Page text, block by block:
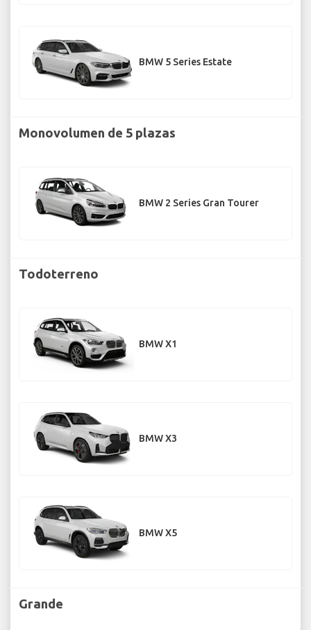
BMW 5 Series Estate
Monovolumen de 5 plazas
BMW 2 Series Gran Tourer
Todoterreno
BMW X1
BMW X3
BMW X5
Grande